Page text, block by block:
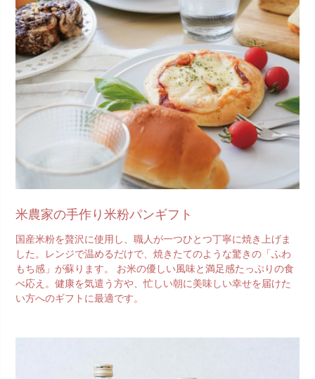
米農家の手作り米粉パンギフト
国産米粉を贅沢に使用し、職人が一つひとつ丁寧に焼き上げま
した。レンジで温めるだけで、焼きたてのような驚きの「ふわ
もち感」が蘇ります。 お米の優しい風味と満足感たっぷりの食
べ応え。健康を気遣う方や、忙しい朝に美味しい幸せを届けた
い方へのギフトに最適です。